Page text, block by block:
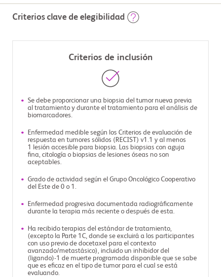
Criterios clave de elegibilidad
Criterios de inclusión
Se debe proporcionar una biopsia del tumor nueva previa
al tratamiento y durante el tratamiento para el análisis de
biomarcadores.
Enfermedad medible según los Criterios de evaluación de
respuesta en tumores sólidos (RECIST) v1.1 y al menos
1 lesión accesible para biopsia. Las biopsias con aguja
fina, citología o biopsias de lesiones óseas no son
aceptables.
Grado de actividad según el Grupo Oncológico Cooperativo
del Este de 0 o 1.
Enfermedad progresiva documentada radiográficamente
durante la terapia más reciente o después de esta.
Ha recibido terapias del estándar de tratamiento,
(excepto la Parte 1C, donde se excluirá a los participantes
con uso previo de docetaxel para el contexto
avanzado/metastásico), incluido un inhibidor del
(ligando)-1 de muerte programada disponible que se sabe
que es eficaz en el tipo de tumor para el cual se está
evaluando.